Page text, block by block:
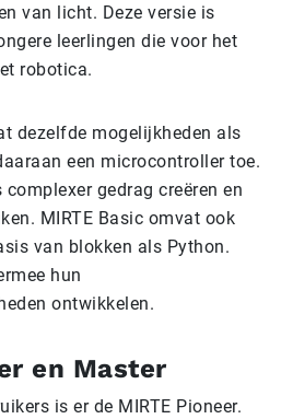
van licht. Deze versie is
leerlingen die voor het
robotica.
dezelfde mogelijkheden als
een microcontroller toe.
gedrag creëren en
MIRTE Basic omvat ook
van blokken als Python.
hun
ontwikkelen.
en Master
is er de MIRTE Pioneer.